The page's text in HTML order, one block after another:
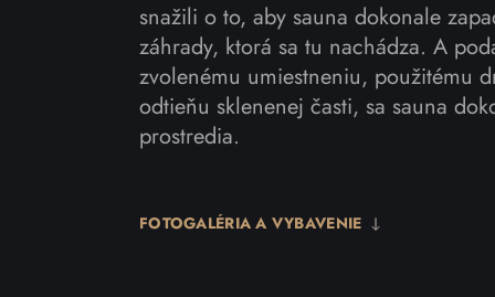
snažili o to, aby sauna dokonale
záhrady, ktorá sa tu nachádza. A
zvolenému umiestneniu, použitému
odtieňu sklenenej časti, sa sauna
prostredia.
FOTOGALÉRIA A VYBAVENIE